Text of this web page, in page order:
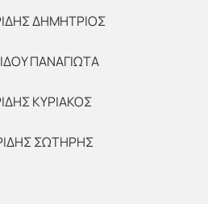
ΔΗΜΗΤΡΙΟΣ
ΠΑΝΑΓΙΩΤΑ
ΚΥΡΙΑΚΟΣ
ΣΩΤΗΡΗΣ